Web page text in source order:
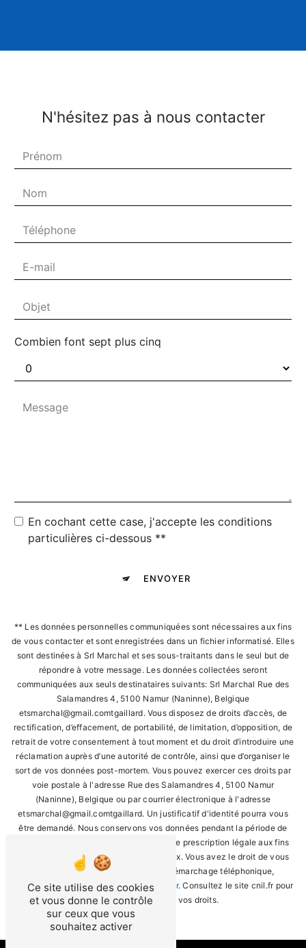
N'hésitez pas à nous contacter
Combien font sept plus cinq
En cochant cette case, j'accepte les conditions
particulières ci-dessous **
ENVOYER
** Les données personnelles communiquées sont nécessaires aux fins
de vous contacter et sont enregistrées dans un fichier informatisé. Elles
sont destinées à Srl Marchal et ses sous-traitants dans le seul but de
répondre à votre message. Les données collectées seront
communiquées aux seuls destinataires suivants: Srl Marchal Rue des
Salamandres 4, 5100 Namur (Naninne), Belgique
etsmarchal@gmail.comtgaillard. Vous disposez de droits d’accès, de
rectification, d’effacement, de portabilité, de limitation, d’opposition, de
retrait de votre consentement à tout moment et du droit d’introduire une
réclamation auprès d’une autorité de contrôle, ainsi que d’organiser le
sort de vos données post-mortem. Vous pouvez exercer ces droits par
voie postale à l'adresse Rue des Salamandres 4, 5100 Namur
(Naninne), Belgique ou par courrier électronique à l'adresse
etsmarchal@gmail.comtgaillard. Un justificatif d'identité pourra vous
être demandé. Nous conservons vos données pendant la période de
prise de contact puis pendant la durée de prescription légale aux fins
probatoires et de gestion des contentieux. Vous avez le droit de vous
inscrire sur la liste d'opposition au démarchage téléphonique,
disponible à cette adresse:Bloctel.gouv.fr. Consultez le site cnil.fr pour
plus d’informations sur vos droits.
Ce site utilise des cookies
et vous donne le contrôle
sur ceux que vous
souhaitez activer